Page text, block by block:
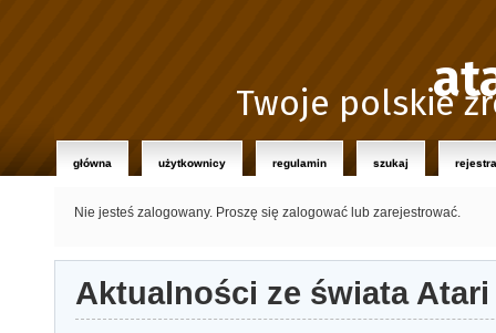
Twoje polskie
główna użytkownicy regulamin szukaj
Nie jesteś zalogowany. Proszę się zalogować lub zarejestrować.
Aktualności ze świata Atari